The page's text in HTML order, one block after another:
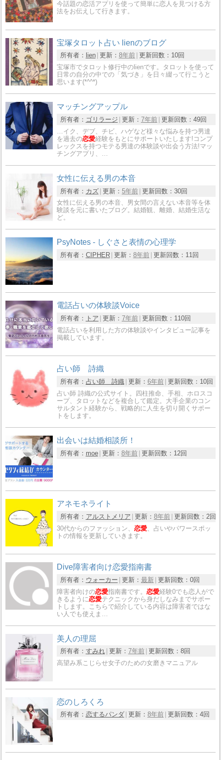
今話題の恋活アプリを使って簡単に恋人を見つける方
法をお伝えして行きます。
宝塚タロット占い lienのブログ
所有者： lien 更新： 8年前 更新回数： 10回
宝塚市でタロット修行中のlienです。タロットを使って
日常の自分の中での「気づき」を日々綴って行こうと
思います(*^^*)
マッチングアップル
所有者： ゴリラージ 更新： 7年前 更新回数： 49回
…イク、デブ、チビ、ハゲなど様々な悩みを持つ男達
を過去の恋愛経験をもとにサポートいたします!コンプ
レックスを持つモテる男達の体験談や出会う方法!マッ
チングアプリ、…
女性に伝える男の本音
所有者： カズ 更新： 5年前 更新回数： 30回
女性に伝える男の本音、男女間の言えない本音等を体
験談を元に書いたブログ。結婚観、離婚、結婚生活な
ど。
PsyNotes - しぐさと表情の心理学
所有者： CIPHER 更新： 8年前 更新回数： 11回
電話占いの体験談Voice
所有者： トア 更新： 7年前 更新回数： 110回
電話占いを利用した方の体験談やインタビュー記事を
掲載しています。
占い師 詩織
所有者： 占い師 詩織 更新： 6年前 更新回数： 10回
占い師 詩織の公式サイト。四柱推命、手相、ホロスコ
ープ、タロットなどを複合して鑑定。大手企業のコン
サルタント経験から、戦略的に人生を切り開くサポー
トをします。
出会いは結婚相談所！
所有者： moe 更新： 8年前 更新回数： 12回
アネモネライト
所有者： アルストメリア 更新： 8年前 更新回数： 2回
30代からのファッション、恋愛 、占いやパワースポッ
トの情報を更新していきます。
Dive障害者向け恋愛指南書
所有者： ウォーカー 更新： 最新 更新回数： 0回
障害者向けの恋愛指南書です。恋愛経験0でも恋人がで
きるように恋愛テクニックから身だしなみまでサポー
トします。こちらで紹介している内容は障害者ではな
い人でも使えま…
美人の理屈
所有者： すみれ 更新： 7年前 更新回数： 8回
高望み系こじらせ女子のための女磨きマニュアル
恋のしろくろ
所有者： 恋するパンダ 更新： 8年前 更新回数： 4回